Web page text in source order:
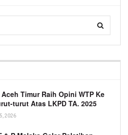
Aceh Timur Raih Opini WTP Ke
turut Atas LKPD TA. 2025
2026